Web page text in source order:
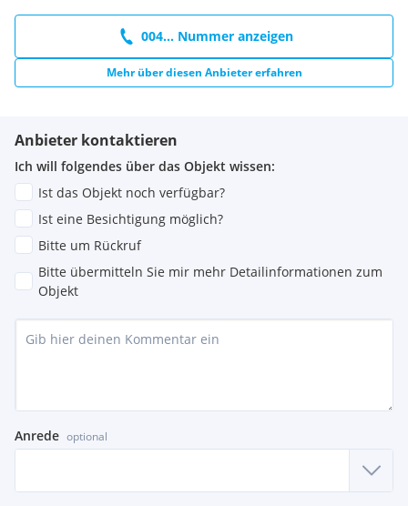
004... Nummer anzeigen
Mehr über diesen Anbieter erfahren
Anbieter kontaktieren
Ich will folgendes über das Objekt wissen:
Ist das Objekt noch verfügbar?
Ist eine Besichtigung möglich?
Bitte um Rückruf
Bitte übermitteln Sie mir mehr Detailinformationen zum
Objekt
Anrede optional